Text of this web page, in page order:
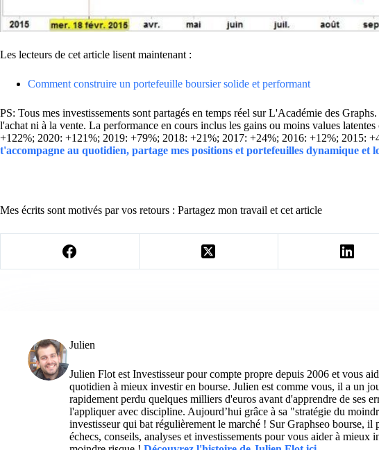
Les lecteurs de cet article lisent maintenant :
Comment construire un portefeuille boursier solide et performant
PS: Tous mes investissements sont partagés en temps réel sur L'Académie des
l'achat ni à la vente. La performance en cours inclus les gains ou moins values
+122%; 2020: +121%; 2019: +79%; 2018: +21%; 2017: +24%; 2016: +12%; 2015:
t'accompagne au quotidien, partage mes positions et portefeuilles dynamique et
Mes écrits sont motivés par vos retours : Partagez mon travail et cet article
Julien
Julien Flot est Investisseur pour compte propre depuis 2006 et vous
quotidien à mieux investir en bourse. Julien est comme vous, il a un
rapidement perdu quelques milliers d'euros avant d'apprendre de ses
l'appliquer avec discipline. Aujourd’hui grâce à sa "stratégie du
investisseur qui bat régulièrement le marché ! Sur Graphseo bourse, il
échecs, conseils, analyses et investissements pour vous aider à mieux